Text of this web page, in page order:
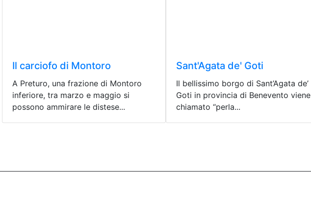
Il carciofo di Montoro
A Preturo, una frazione di Montoro
inferiore, tra marzo e maggio si
possono ammirare le distese...
Sant'Agata de' Goti
Il bellissimo borgo di Sant’Agata de’
Goti in provincia di Benevento viene
chiamato “perla...